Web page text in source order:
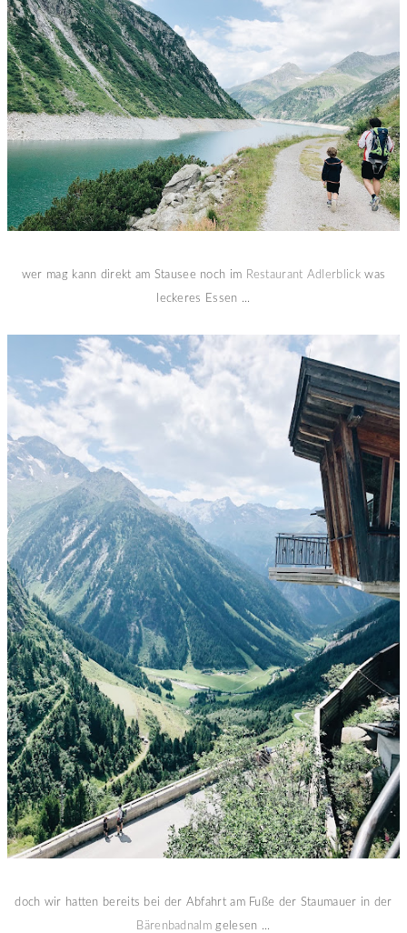
wer mag kann direkt am Stausee noch im Restaurant Adlerblickwas
leckeres Essen ...
doch wir hatten bereits bei der Abfahrt am Fuße der Staumauer in der
Bärenbadnalm gelesen ...